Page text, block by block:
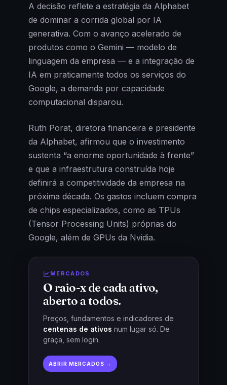
A decisão reflete a estratégia da Alphabet
de dominar a corrida global por IA
generativa. Com o avanço acelerado de
produtos como o Gemini — modelo de
linguagem da empresa — e a integração de
IA em praticamente todos os serviços do
Google, a demanda por capacidade
computacional disparou.
Ruth Porat, diretora financeira e presidente
da Alphabet, afirmou que o investimento
sustenta “a enorme oportunidade à frente”
e que a infraestrutura construída hoje
definirá a competitividade da empresa na
próxima década. Os gastos incluem compra
de chips especializados, como as TPUs
(Tensor Processing Units) próprias do
Google, além de GPUs da Nvidia.
MERCADOS
O raio-x de cada ativo,
aberto a todos.
Preços, fundamentos e indicadores de
centenas de ativos num lugar só. De
graça, sem login.
ABRIR MERCADOS →